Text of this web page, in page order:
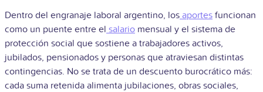
Dentro del engranaje laboral argentino, los aportes funcionan
como un puente entre el salario mensual y el sistema de
protección social que sostiene a trabajadores activos,
jubilados, pensionados y personas que atraviesan distintas
contingencias. No se trata de un descuento burocrático más:
cada suma retenida alimenta jubilaciones, obras sociales,